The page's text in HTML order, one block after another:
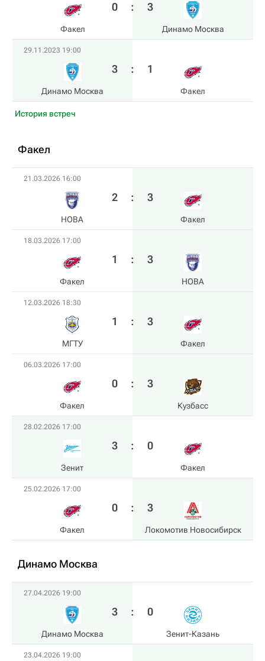
Факел
0 : 3
Динамо Москва
29.11.2023 19:00
Динамо Москва
3 : 1
Факел
История встреч
Факел
21.03.2026 16:00
HOBA
2 : 3
Факел
18.03.2026 17:00
Факел
1 : 3
HOBA
12.03.2026 18:30
МГТУ
1 : 3
Факел
06.03.2026 17:00
Факел
0 : 3
Кузбасс
28.02.2026 17:00
Зенит
3 : 0
Факел
25.02.2026 17:00
Факел
0 : 3
Локомотив Новосибирск
Динамо Москва
27.04.2026 19:00
Динамо Москва
3 : 0
Зенит-Казань
23.04.2026 19:00